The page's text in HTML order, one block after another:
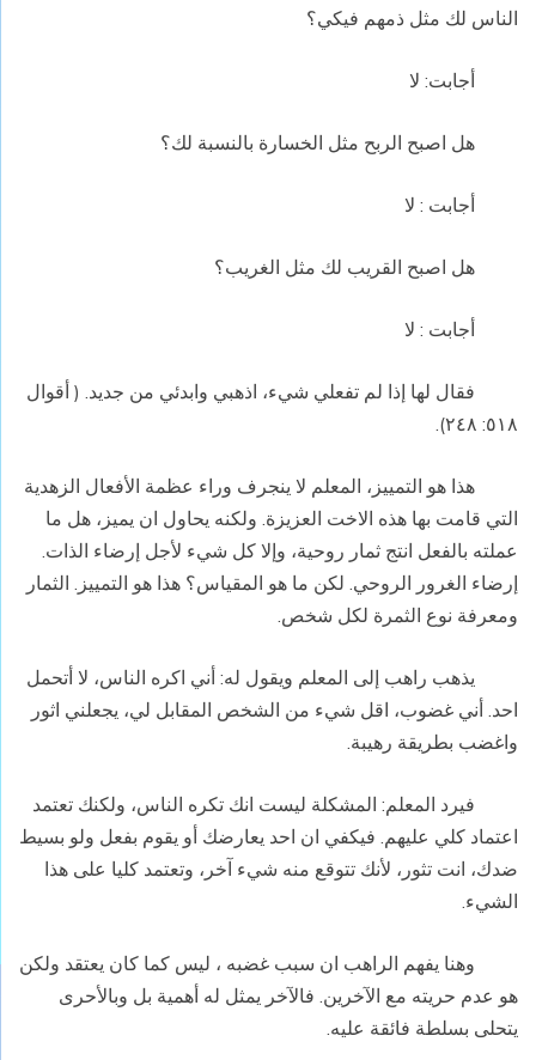
الناس لك مثل ذمهم فيكي؟
أجابت: لا
هل اصبح الربح مثل الخسارة بالنسبة لك؟
أجابت : لا
هل اصبح القريب لك مثل الغريب؟
أجابت : لا
فقال لها إذا لم تفعلي شيء، اذهبي وابدئي من جديد. ( أقوال
٥١٨: ٢٤٨).
هذا هو التمييز، المعلم لا ينجرف وراء عظمة الأفعال الزهدية
التي قامت بها هذه الاخت العزيزة. ولكنه يحاول ان يميز، هل ما
عملته بالفعل انتج ثمار روحية، وإلا كل شيء لأجل إرضاء الذات.
إرضاء الغرور الروحي. لكن ما هو المقياس؟ هذا هو التمييز. الثمار
ومعرفة نوع الثمرة لكل شخص.
يذهب راهب إلى المعلم ويقول له: أني اكره الناس، لا أتحمل
احد. أني غضوب، اقل شيء من الشخص المقابل لي، يجعلني اثور
واغضب بطريقة رهيبة.
فيرد المعلم: المشكلة ليست انك تكره الناس، ولكنك تعتمد
اعتماد كلي عليهم. فيكفي ان احد يعارضك أو يقوم بفعل ولو بسيط
ضدك، انت تثور، لأنك تتوقع منه شيء آخر، وتعتمد كليا على هذا
الشيء.
وهنا يفهم الراهب ان سبب غضبه ، ليس كما كان يعتقد ولكن
هو عدم حريته مع الآخرين. فالآخر يمثل له أهمية بل وبالأحرى
يتحلى بسلطة فائقة عليه.